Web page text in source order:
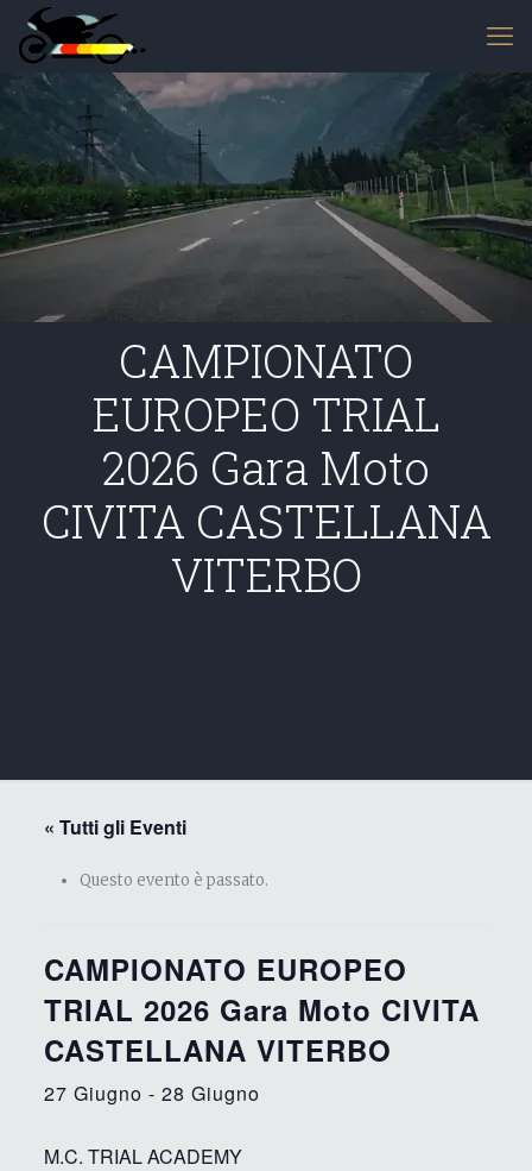
CAMPIONATO
EUROPEO TRIAL
2026 Gara Moto
CIVITA CASTELLANA
VITERBO
« Tutti gli Eventi
Questo evento è passato.
CAMPIONATO EUROPEO
TRIAL 2026 Gara Moto CIVITA
CASTELLANA VITERBO
27 Giugno - 28 Giugno
M.C. TRIAL ACADEMY